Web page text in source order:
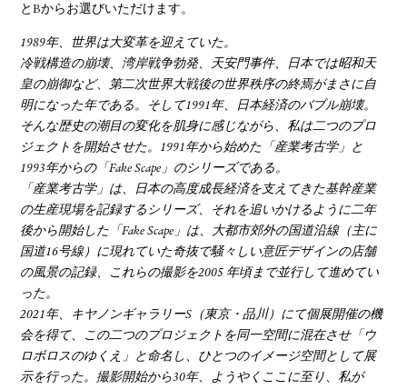
とBからお選びいただけます。
1989年、世界は大変革を迎えていた。
冷戦構造の崩壊、湾岸戦争勃発、天安門事件、日本では昭和天
皇の崩御など、第二次世界大戦後の世界秩序の終焉がまさに自
明になった年である。そして1991年、日本経済のバブル崩壊。
そんな歴史の潮目の変化を肌身に感じながら、私は二つのプロ
ジェクトを開始させた。1991年から始めた「産業考古学」と
1993年からの「Fake Scape」のシリーズである。
「産業考古学」は、日本の高度成長経済を支えてきた基幹産業
の生産現場を記録するシリーズ、それを追いかけるように二年
後から開始した「Fake Scape」は、大都市郊外の国道沿線（主に
国道16号線）に現れていた奇抜で騒々しい意匠デザインの店舗
の風景の記録、これらの撮影を2005 年頃まで並行して進めてい
った。
2021年、キヤノンギャラリーS（東京・品川）にて個展開催の機
会を得て、この二つのプロジェクトを同一空間に混在させ「ウ
ロボロスのゆくえ」と命名し、ひとつのイメージ空間として展
示を行った。撮影開始から30年、ようやくここに至り、私が